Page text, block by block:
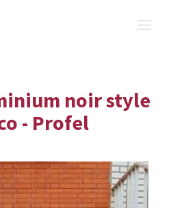
noir style
- Profel